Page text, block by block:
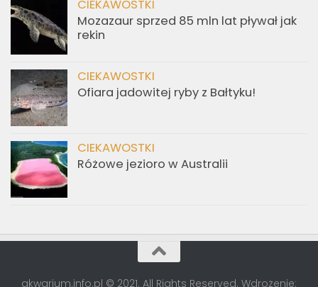
CIEKAWOSTKI
Mozazaur sprzed 85 mln lat pływał jak
rekin
CIEKAWOSTKI
Ofiara jadowitej ryby z Bałtyku!
CIEKAWOSTKI
Różowe jezioro w Australii
akwarium.info.pl © 2021. All Rights Reserved. Wdrożenie: